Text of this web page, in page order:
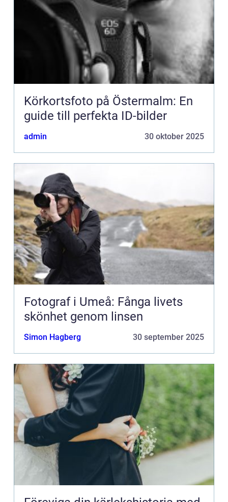
Körkortsfoto på Östermalm: En
guide till perfekta ID-bilder
admin 30 oktober 2025
Fotograf i Umeå: Fånga livets
skönhet genom linsen
Simon Hagberg 30 september 2025